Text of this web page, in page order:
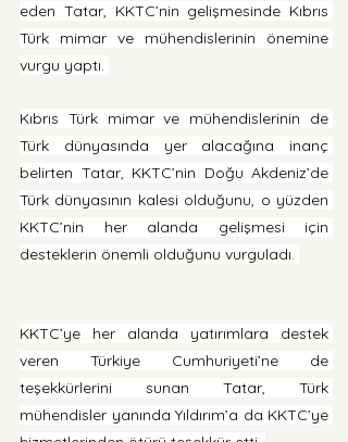
eden Tatar, KKTC’nin gelişmesinde Kıbrıs
Türk mimar ve mühendislerinin önemine
vurgu yaptı.
Kıbrıs Türk mimar ve mühendislerinin de
Türk dünyasında yer alacağına inanç
belirten Tatar, KKTC’nin Doğu Akdeniz’de
Türk dünyasının kalesi olduğunu, o yüzden
KKTC’nin her alanda gelişmesi için
desteklerin önemli olduğunu vurguladı.
KKTC’ye her alanda yatırımlara destek
veren Türkiye Cumhuriyeti’ne de
teşekkürlerini sunan Tatar, Türk
mühendisler yanında Yıldırım’a da KKTC’ye